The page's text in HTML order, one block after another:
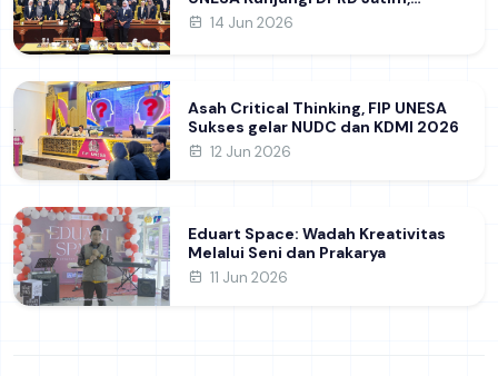
Perdalam Pemahaman Kebijakan
14 Jun 2026
Asah Critical Thinking, FIP UNESA
Sukses gelar NUDC dan KDMI 2026
12 Jun 2026
Eduart Space: Wadah Kreativitas
Melalui Seni dan Prakarya
11 Jun 2026